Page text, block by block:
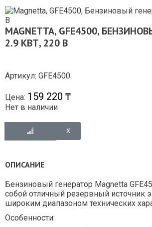
MAGNETTA, GFE4500,
2.9 КВТ, 220 В
Артикул: GFE4500
Цена: 159 220 ₸
Нет в наличии
ОПИСАНИЕ
Бензиновый генератор Magnetta
собой отличный резервный источник
широким диапазоном технических
Особенности: